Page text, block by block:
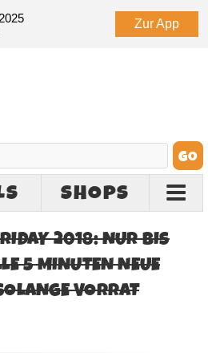
Zur App
SHOPS
2018: NUR BIS
5 MINUTEN NEUE
VORRAT